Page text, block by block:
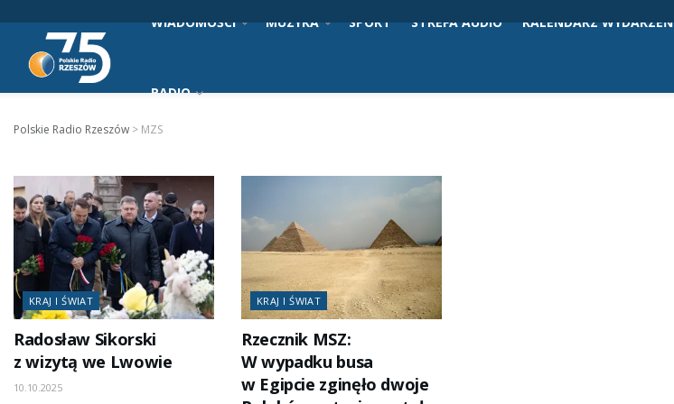
WIADOMOŚCI MUZYKA SPORT STREFA AUDIO KALENDARZ WYDARZEŃ
RADIO
Polskie Radio Rzeszów > MZS
KRAJ I ŚWIAT
Radosław Sikorski
z wizytą we Lwowie
10.10.2025
KRAJ I ŚWIAT
Rzecznik MSZ:
W wypadku busa
w Egipcie zginęło dwoje